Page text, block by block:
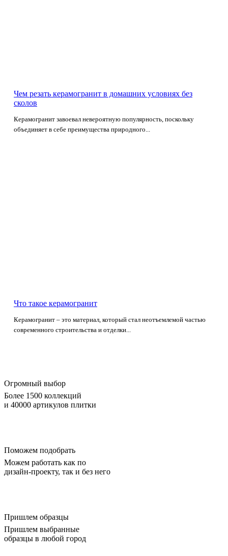
Чем резать керамогранит в домашних условиях без
сколов
Керамогранит завоевал невероятную популярность, поскольку
объединяет в себе преимущества природного...
Что такое керамогранит
Керамогранит – это материал, который стал неотъемлемой частью
современного строительства и отделки...
Огромный выбор
Более 1500 коллекций
и 40000 артикулов плитки
Поможем подобрать
Можем работать как по
дизайн-проекту, так и без него
Пришлем образцы
Пришлем выбранные
образцы в любой город